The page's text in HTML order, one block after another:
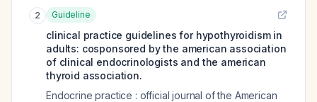
2 Guideline
clinical practice guidelines for hypothyroidism in
adults: cosponsored by the american association
of clinical endocrinologists and the american
thyroid association.
Endocrine practice : official journal of the American